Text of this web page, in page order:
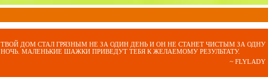
ТВОЙ ДОМ СТАЛ ГРЯЗНЫМ НЕ ЗА ОДИН ДЕНЬ И ОН НЕ СТАНЕТ ЧИСТЫМ ЗА ОДНУ
НОЧЬ. МАЛЕНЬКИЕ ШАЖКИ ПРИВЕДУТ ТЕБЯ К ЖЕЛАЕМОМУ РЕЗУЛЬТАТУ.
~ FLYLADY